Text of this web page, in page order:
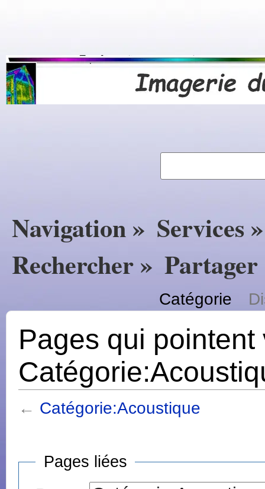
Navigation » Services »
Rechercher » Partager
Catégorie
Pages qui pointent
← Catégorie:Acoustique
Pages liées